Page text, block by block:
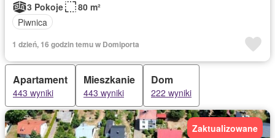
3 Pokoje
80 m²
Piwnica
1 dzień, 16 godzin temu w Domiporta
Apartament
443 wyniki
Mieszkanie
443 wyniki
Dom
222 wyniki
Zaktualizowane